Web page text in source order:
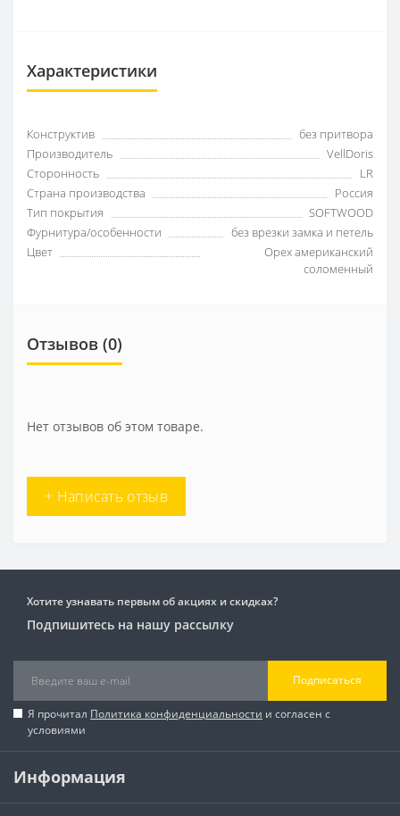
Характеристики
Конструктив
без притвора
Производитель
VellDoris
Сторонность
LR
Страна производства
Россия
Тип покрытия
SOFTWOOD
Фурнитура/особенности
без врезки замка и петель
Цвет
Орех американский
соломенный
Отзывов (0)
Нет отзывов об этом товаре.
+ Написать отзыв
Хотите узнавать первым об акциях и скидках?
Подпишитесь на нашу рассылку
Подписаться
Я прочитал Политика конфиденциальности и согласен с
условиями
Информация